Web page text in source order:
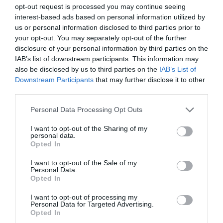
opt-out request is processed you may continue seeing
interest-based ads based on personal information utilized by
us or personal information disclosed to third parties prior to
your opt-out. You may separately opt-out of the further
disclosure of your personal information by third parties on the
IAB’s list of downstream participants. This information may
also be disclosed by us to third parties on the IAB’s List of
Downstream Participants that may further disclose it to other
Personal Data Processing Opt Outs
I want to opt-out of the Sharing of my
personal data.
Opted In
I want to opt-out of the Sale of my
Personal Data.
Opted In
I want to opt-out of processing my
Personal Data for Targeted Advertising.
Opted In
Αττικήςνα αναλαμβάνει δράση. Όπως έγινε γνωστό, οι
Αρχές ξεκίνησαν ανθρωποκυνηγητό προκειμένου να
μαρτυρούσε το υλικό από τις κάμερες ασφαλείας.
τον τρόπο με τον οποίο αντιλήφθηκε τα γεγονότα.
Όπως προέκυψε, οι δράστες είχαν δημιουργήσει